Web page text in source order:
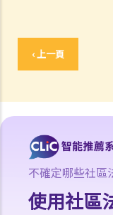
‹ 上一頁
3. M小姐之 IVA建議書
4. 債權人會議之過程是怎
6. 債權人會議中之議決
公司清盤
A. 哪類公司可被清盤？
1. 就上述問題，倘若「
不確定哪些社區
使用社區